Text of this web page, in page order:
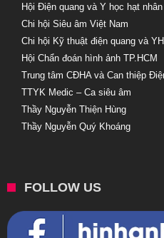
Hội Điện quang và Y học hạt
Chi hội Siêu âm Việt Nam
Chi hội Kỹ thuật điện quang và
Hội Chẩn đoán hình ảnh TP.HCM
Trung tâm CĐHA và Can thiệp
TTYK Medic – Ca siêu âm
Thầy Nguyễn Thiện Hùng
Thầy Nguyễn Quý Khoáng
FOLLOW US